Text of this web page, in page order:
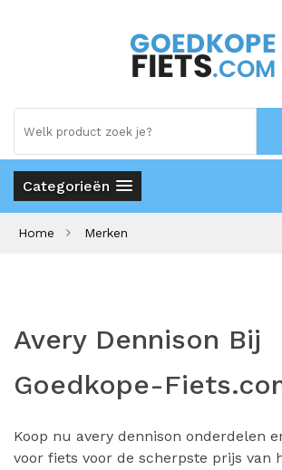
Categorieën
Home Merken
Avery Dennison Bij
Goedkope-
Koop nu avery dennison onderdelen
voor fiets voor de scherpste prijs van